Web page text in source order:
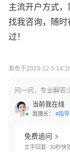
主流开户方式
找我咨询，随
过！
发布于2023-12-5
问一问，专业解答
当前我在线
我擅长： #指
免费追问
文字回复· 30秒快